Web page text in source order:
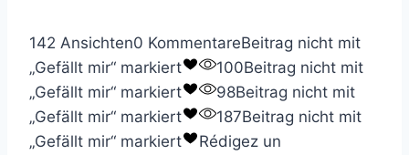
142 Ansichten0 KommentareBeitrag nicht mit
„Gefällt mir“ markiert
100Beitrag nicht mit
„Gefällt mir“ markiert
98Beitrag nicht mit
„Gefällt mir“ markiert
187Beitrag nicht mit
„Gefällt mir“ markiert
Rédigez un